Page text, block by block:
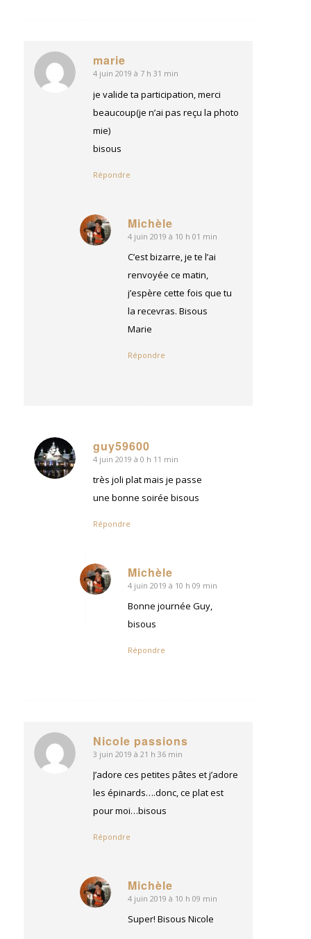
marie
dit
4 juin 2019 à 7 h 31 min
je valide ta participation, merci
beaucoup(je n’ai pas reçu la photo
mie)
bisous
Répondre
Michèle
dit
4 juin 2019 à 10 h 01 min
C’est bizarre, je te l’ai
renvoyée ce matin,
j’espère cette fois que tu
la recevras. Bisous
Marie
Répondre
guy59600
dit
:
4 juin 2019 à 0 h 11 min
très joli plat mais je passe
une bonne soirée bisous
Répondre
Michèle
dit
4 juin 2019 à 10 h 09 min
Bonne journée Guy,
bisous
Répondre
Nicole passions
dit
:
3 juin 2019 à 21 h 36 min
J’adore ces petites pâtes et j’adore
les épinards….donc, ce plat est
pour moi…bisous
Répondre
Michèle
dit
4 juin 2019 à 10 h 09 min
Super! Bisous Nicole